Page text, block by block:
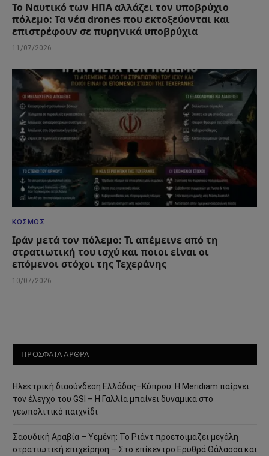
Το Ναυτικό των ΗΠΑ αλλάζει τον υποβρύχιο
πόλεμο: Τα νέα drones που εκτοξεύονται και
επιστρέφουν σε πυρηνικά υποβρύχια
11/07/2026
ΚΌΣΜΟΣ
Ιράν μετά τον πόλεμο: Τι απέμεινε από τη
στρατιωτική του ισχύ και ποιοι είναι οι
επόμενοι στόχοι της Τεχεράνης
10/07/2026
ΠΡΟΣΦΑΤΑ ΑΡΘΡΑ
Ηλεκτρική διασύνδεση Ελλάδας–Κύπρου: Η Meridiam παίρνει
τον έλεγχο του GSI – Η Γαλλία μπαίνει δυναμικά στο
γεωπολιτικό παιχνίδι
Σαουδική Αραβία – Υεμένη: Το Ριάντ προετοιμάζει μεγάλη
στρατιωτική επιχείρηση – Στο επίκεντρο Ερυθρά Θάλασσα και